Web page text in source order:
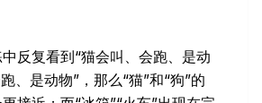
反复看到“猫会叫、会跑、是动
、是动物”，那么“猫”和“狗”的